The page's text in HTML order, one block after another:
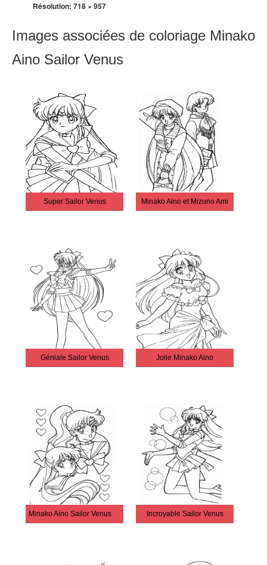
Résolution: 718 × 957
Images associées de coloriage Minako
Aino Sailor Venus
Super Sailor Venus Minako Aino et Mizuno Ami
Géniale Sailor Venus Jolie Minako Aino
Minako Aino Sailor Venus gratuite Incroyable Sailor Venus